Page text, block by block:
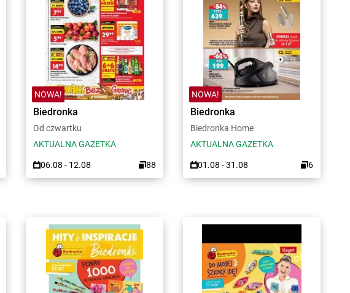
NOWA!
Biedronka
Od czwartku
AKTUALNA GAZETKA
06.08 - 12.08 88
NOWA!
Biedronka
Biedronka Home
AKTUALNA GAZETKA
01.08 - 31.08 6